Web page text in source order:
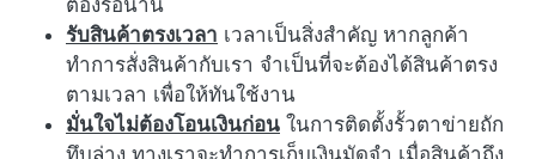
ต้องรอนาน
รับสินค้าตรงเวลา เวลาเป็นสิ่งสำคัญ หากลูกค้า
ทำการสั่งสินค้ากับเรา จำเป็นที่จะต้องได้สินค้าตรง
ตามเวลา เพื่อให้ทันใช้งาน
มั่นใจไม่ต้องโอนเงินก่อน ในการติดตั้งรั้วตาข่ายถัก